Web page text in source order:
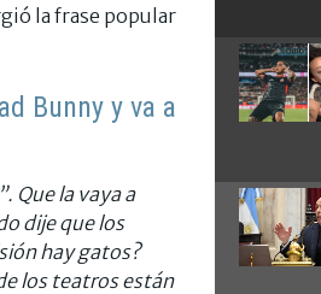
la frase popular
Bunny y va a
Que la vaya a
dije que los
hay gatos?
los teatros están